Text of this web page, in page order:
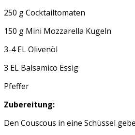
250 g Cocktailtomaten
150 g Mini Mozzarella Kugeln
3-4 EL Olivenöl
3 EL Balsamico Essig
Pfeffer
Zubereitung:
Den Couscous in eine Schüssel